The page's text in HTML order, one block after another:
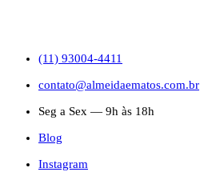
(11) 93004-4411
contato@almeidaematos.com.br
Seg a Sex — 9h às 18h
Blog
Instagram